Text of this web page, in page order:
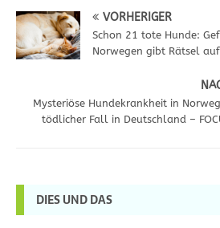
VORHERIGER
Schon 21 tote Hunde:
Norwegen gibt Rätsel auf
Mysteriöse Hundekrankheit in
tödlicher Fall in Deutschland –
DIES UND DAS